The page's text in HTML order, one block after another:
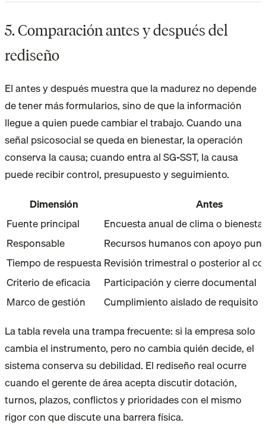
5. Comparación antes y después del
rediseño
El antes y después muestra que la madurez no depende
de tener más formularios, sino de que la información
llegue a quien puede cambiar el trabajo. Cuando una
señal psicosocial se queda en bienestar, la operación
conserva la causa; cuando entra al SG-SST, la causa
puede recibir control, presupuesto y seguimiento.
Dimensión
Antes
Fuente principal
Encuesta anual de clima o bienestar
Responsable
Recursos humanos con apoyo
Tiempo de respuestaRevisión trimestral o posterior al
Criterio de eficacia
Participación y cierre documental
Marco de gestión
Cumplimiento aislado de requisito
La tabla revela una trampa frecuente: si la empresa solo
cambia el instrumento, pero no cambia quién decide, el
sistema conserva su debilidad. El rediseño real ocurre
cuando el gerente de área acepta discutir dotación,
turnos, plazos, conflictos y prioridades con el mismo
rigor con que discute una barrera física.